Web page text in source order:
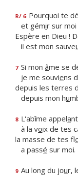
R/ 6 Pourquoi te
et gémir sur
Espère en Dieu !
il est mon sauve
7 Si mon âme se
je me souviens
depuis les terres
depuis mon hu
8 L'abîme appela
à la voix de tes
la masse de tes fl
a passé sur moi.
9 Au long du jour,